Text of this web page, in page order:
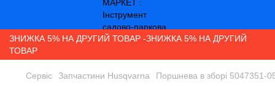
ЗНИЖКА 5% НА ДРУГИЙ ТОВАР -ЗНИЖКА 5% НА ДРУГИЙ
ТОВАР
Сервіс Запчастини Husqvarna Поршнева в зборі 5047351-